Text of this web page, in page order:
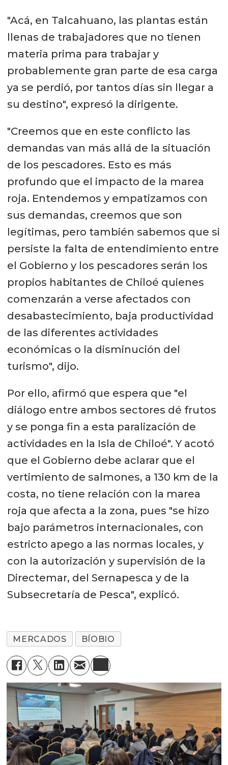
"Acá, en Talcahuano, las plantas están
llenas de trabajadores que no tienen
materia prima para trabajar y
probablemente gran parte de esa carga
ya se perdió, por tantos días sin llegar a
su destino", expresó la dirigente.
"Creemos que en este conflicto las
demandas van más allá de la situación
de los pescadores. Esto es más
profundo que el impacto de la marea
roja. Entendemos y empatizamos con
sus demandas, creemos que son
legítimas, pero también sabemos que si
persiste la falta de entendimiento entre
el Gobierno y los pescadores serán los
propios habitantes de Chiloé quienes
comenzarán a verse afectados con
desabastecimiento, baja productividad
de las diferentes actividades
económicas o la disminución del
turismo", dijo.
Por ello, afirmó que espera que "el
diálogo entre ambos sectores dé frutos
y se ponga fin a esta paralización de
actividades en la Isla de Chiloé". Y acotó
que el Gobierno debe aclarar que el
vertimiento de salmones, a 130 km de la
costa, no tiene relación con la marea
roja que afecta a la zona, pues "se hizo
bajo parámetros internacionales, con
estricto apego a las normas locales, y
con la autorización y supervisión de la
Directemar, del Sernapesca y de la
Subsecretaría de Pesca", explicó.
MERCADOS BÍOBIO